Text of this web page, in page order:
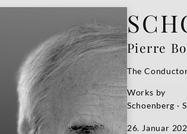
Pierre
The
Works by
Schoenberg ·
26. Januar